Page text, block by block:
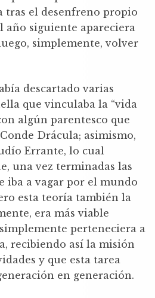
tras el desenfreno propio
año siguiente apareciera
simplemente, volver
descartado varias
que vinculaba la “vida
algún parentesco que
Drácula; asimismo,
Errante, lo cual
una vez terminadas las
iba a vagar por el mundo
esta teoría también la
era más viable
perteneciera a
recibiendo así la misión
y que esta tarea
en generación.